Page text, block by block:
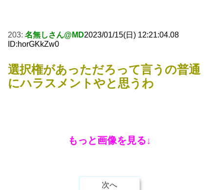
203: 名無しさん@MD2023/01/15(日) 12:21:04.08
ID:horGKkZw0
選択権があっただろって言うの普通
にハラスメントやと思うわ
もっと画像を見る↓
次へ